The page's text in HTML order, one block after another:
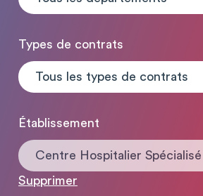
Types de contrats
Tous les types de contrats
Établissement
Supprimer